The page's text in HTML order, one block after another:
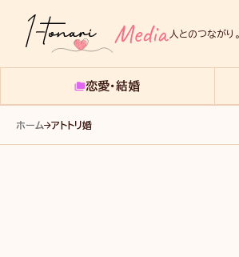
1tonari
ィ
ア
人とのつながり。
恋愛・結婚
ホーム アトトリ婚